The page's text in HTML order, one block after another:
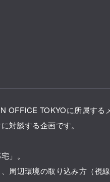
OFFICE TOKYOに所属する
対談する企画です。
」。
周辺環境の取り込み方（視線